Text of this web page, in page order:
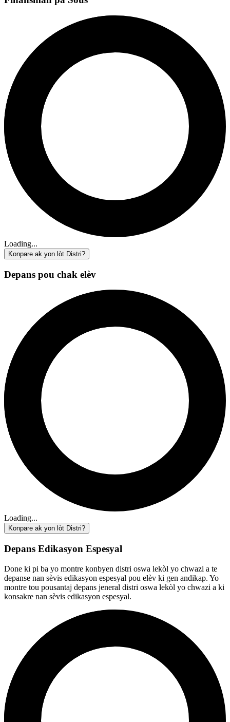
Loading...
Konpare ak yon lòt Distri?
Depans pou chak elèv
Loading...
Konpare ak yon lòt Distri?
Depans Edikasyon Espesyal
Done ki pi ba yo montre konbyen distri oswa lekòl yo chwazi a te
depanse nan sèvis edikasyon espesyal pou elèv ki gen andikap. Yo
montre tou pousantaj depans jeneral distri oswa lekòl yo chwazi a ki
konsakre nan sèvis edikasyon espesyal.